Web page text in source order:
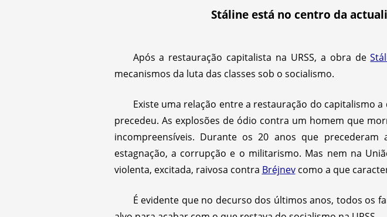
Stáline está no centro da
Após a restauração capitalista na URSS, a obra de
mecanismos da luta das classes sob o socialismo.
Existe uma relação entre a restauração do capitalismo
precedeu. As explosões de ódio contra um homem que
incompreensíveis. Durante os 20 anos que precederam
estagnação, a corrupção e o militarismo. Mas nem na
violenta, excitada, raivosa contra Bréjnevcomo a que
É evidente que no decurso dos últimos anos, todos os